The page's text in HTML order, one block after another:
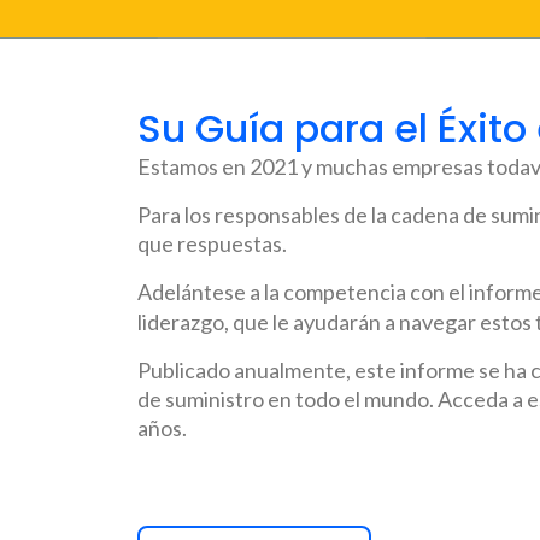
Su Guía para el
Estamos en 2021 y muchas empresas
Para los responsables de la cadena de
que respuestas.
Adelántese a la competencia con el
liderazgo, que le ayudarán a navegar
Publicado anualmente, este informe se
de suministro en todo el mundo. Acceda a
años.